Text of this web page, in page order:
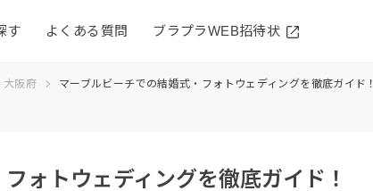
す よくある質問 ブラプラWEB招待状
大阪府 マーブルビーチでの結婚式・フォトウェディングを徹底ガイド！
ォトウェディングを徹底ガイド！